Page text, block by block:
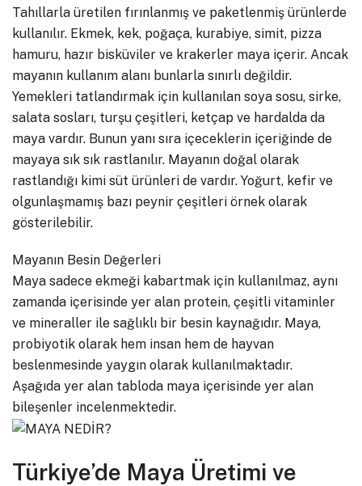
Tahıllarla üretilen fırınlanmış ve paketlenmiş ürünlerde
kullanılır. Ekmek, kek, poğaça, kurabiye, simit, pizza
hamuru, hazır bisküviler ve krakerler maya içerir. Ancak
mayanın kullanım alanı bunlarla sınırlı değildir.
Yemekleri tatlandırmak için kullanılan soya sosu, sirke,
salata sosları, turşu çeşitleri, ketçap ve hardalda da
maya vardır. Bunun yanı sıra içeceklerin içeriğinde de
mayaya sık sık rastlanılır. Mayanın doğal olarak
rastlandığı kimi süt ürünleri de vardır. Yoğurt, kefir ve
olgunlaşmamış bazı peynir çeşitleri örnek olarak
gösterilebilir.
Mayanın Besin Değerleri
Maya sadece ekmeği kabartmak için kullanılmaz, aynı
zamanda içerisinde yer alan protein, çeşitli vitaminler
ve mineraller ile sağlıklı bir besin kaynağıdır. Maya,
probiyotik olarak hem insan hem de hayvan
beslenmesinde yaygın olarak kullanılmaktadır.
Aşağıda yer alan tabloda maya içerisinde yer alan
bileşenler incelenmektedir.
Türkiye’de Maya Üretimi ve